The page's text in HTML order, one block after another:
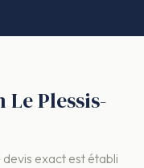
Plessis-
exact est établi